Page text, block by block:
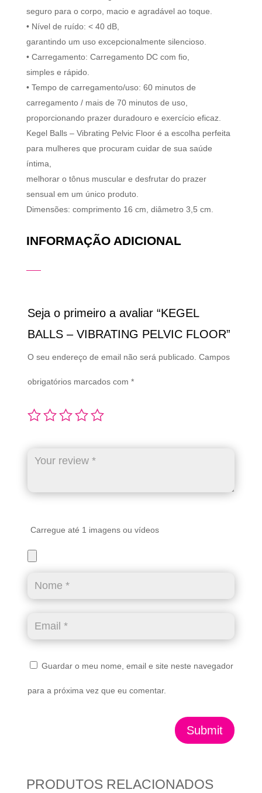
seguro para o corpo, macio e agradável ao toque.
• Nível de ruído: < 40 dB,
garantindo um uso excepcionalmente silencioso.
• Carregamento: Carregamento DC com fio,
simples e rápido.
• Tempo de carregamento/uso: 60 minutos de
carregamento / mais de 70 minutos de uso,
proporcionando prazer duradouro e exercício eficaz.
Kegel Balls – Vibrating Pelvic Floor é a escolha perfeita
para mulheres que procuram cuidar de sua saúde
íntima,
melhorar o tônus muscular e desfrutar do prazer
sensual em um único produto.
Dimensões: comprimento 16 cm, diâmetro 3,5 cm.
INFORMAÇÃO ADICIONAL
Seja o primeiro a avaliar “KEGEL
BALLS – VIBRATING PELVIC FLOOR”
O seu endereço de email não será publicado. Campos
obrigatórios marcados com *
Carregue até 1 imagens ou vídeos
Guardar o meu nome, email e site neste navegador
para a próxima vez que eu comentar.
Submit
PRODUTOS RELACIONADOS